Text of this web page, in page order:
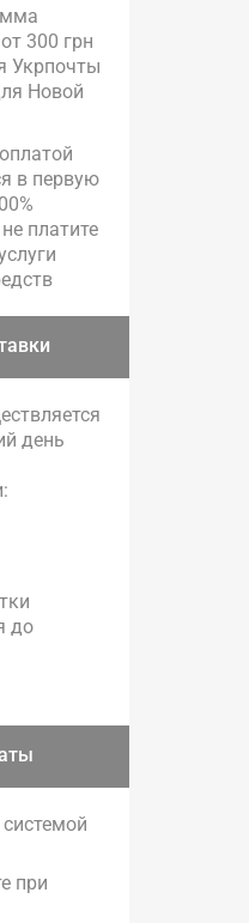
300 грн
Укрпочты
Новой
в первую
платите
день
до
при